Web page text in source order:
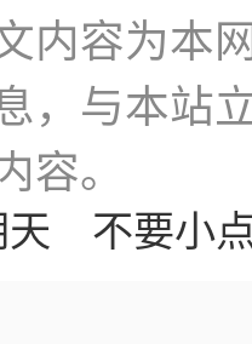
内容为本
，与本站
容。
天 不要小